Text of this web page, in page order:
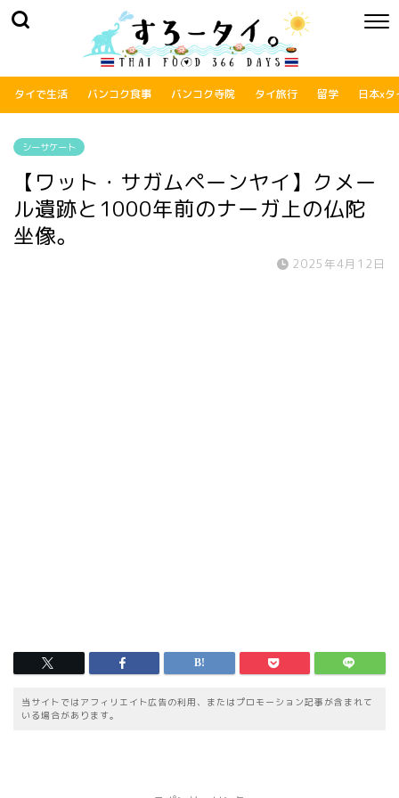
タイで生活 バンコク食事 バンコク寺院 タイ旅行 留学 日本xタ
シーサケート
【ワット・サガムペーンヤイ】クメー
ル遺跡と1000年前のナーガ上の仏陀
坐像。
2025年4月12日
当サイトではアフィリエイト広告の利用、またはプロモーション記事が含まれて
いる場合があります。